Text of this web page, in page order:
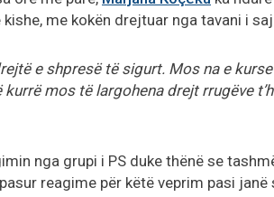
me kokën drejtuar nga tavani i
e shpresë të sigurt. Mos na e
mos të largohena drejt rrugëve
nga grupi i PS duke thënë se
reagime për këtë veprim pasi